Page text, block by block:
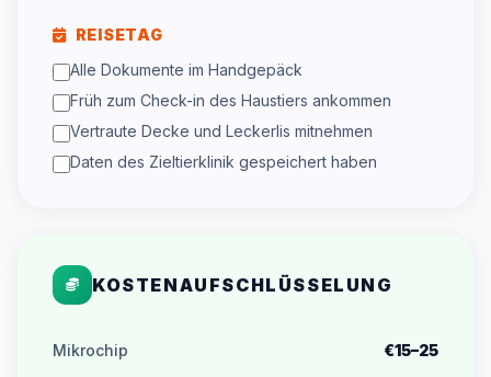
REISETAG
Alle Dokumente im Handgepäck
Früh zum Check-in des Haustiers ankommen
Vertraute Decke und Leckerlis mitnehmen
Daten des Zieltierklinik gespeichert haben
KOSTENAUFSCHLÜSSELUNG
Mikrochip €15–25